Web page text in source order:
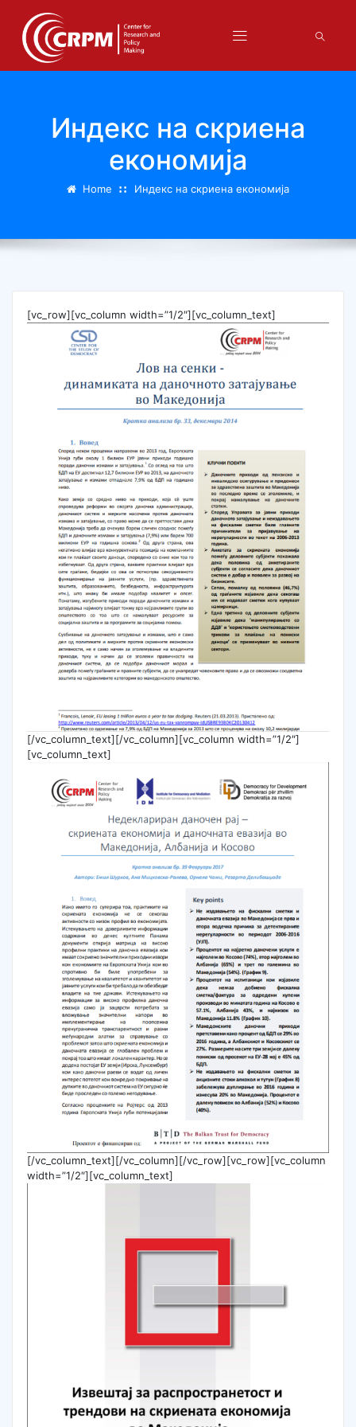
Индекс на скриена
економија
Home Индекс на скриена економија
[vc_row][vc_column width=”1/2″][vc_column_text]
[/vc_column_text][/vc_column][vc_column width=”1/2″]
[vc_column_text]
[/vc_column_text][/vc_column][/vc_row][vc_row][vc_column
width=”1/2″][vc_column_text]